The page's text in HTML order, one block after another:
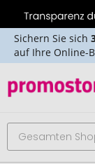
Sichern Sie sich
auf Ihre Online-